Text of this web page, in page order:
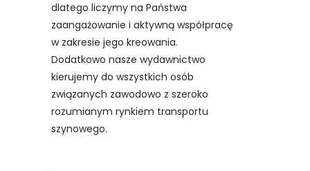
dlatego liczymy na Państwa
zaangażowanie i aktywną współpracę
w zakresie jego kreowania.
Dodatkowo nasze wydawnictwo
kierujemy do wszystkich osób
związanych zawodowo z szeroko
rozumianym rynkiem transportu
szynowego.